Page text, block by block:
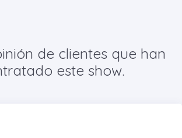
de clientes que han
este show.